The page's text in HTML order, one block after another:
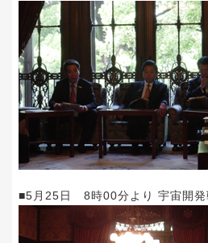
■5月25日 8時00分より 宇宙開発